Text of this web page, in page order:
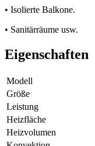
• Isolierte Balkone.
• Sanitärräume usw.
Eigenschaften
Modell
Größe
Leistung
Heizfläche
Heizvolumen